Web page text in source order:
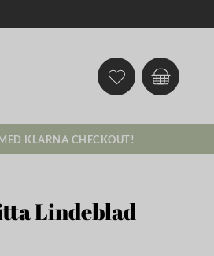
KLARNA CHECKOUT!
Lindeblad